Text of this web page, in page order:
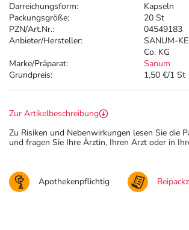
Darreichungsform:
Kapseln
Packungsgröße:
20 St
PZN/Art.Nr.:
04549183
Anbieter/Hersteller:
SANUM-
Co. KG
Marke/Präparat:
Sanum
Grundpreis:
1,50 €/1 St
Zur Artikelbeschreibung
Zu Risiken und Nebenwirkungen lesen Sie die
und fragen Sie Ihre Ärztin, Ihren Arzt oder in
Apothekenpflichtig